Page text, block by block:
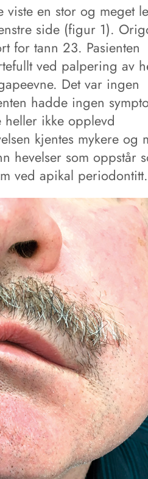
viste en stor og meget
side (figur 1).
for tann 23. Pasienten
ved palpering av
Det var ingen
hadde ingen
heller ikke opplevd
kjentes mykere og
hevelser som oppstår
ved apikal periodontitt.